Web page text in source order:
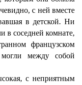
с ней вместе
в детской. Ни
соседней комнате,
французском
между собой
с неприятным